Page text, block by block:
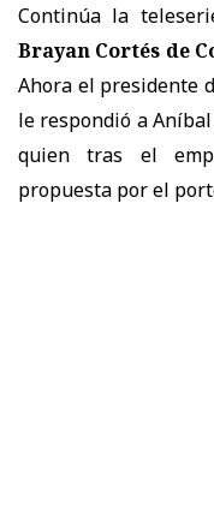
Continúa la
Brayan Cortés de
Ahora el presidente
le respondió a
quien tras el
propuesta por el